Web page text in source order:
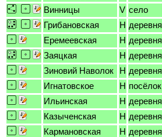
Винницы
V село
Грибановская
H деревня
Еремеевская
H деревня
Заяцкая
H деревня
Зиновий Наволок
H деревня
Игнатовское
H посёлок
Ильинская
H деревня
Казыченская
H деревня
Кармановская
H деревня